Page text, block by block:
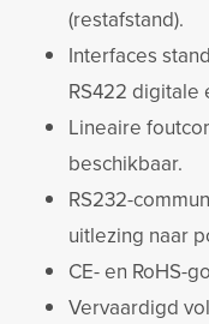
(restafstand).
Interfaces
RS422 digitale
Lineaire
beschikbaar.
RS232-
uitlezing naar
CE- en RoHS-
Vervaardigd